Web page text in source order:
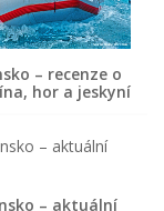
– recenze o
hor a jeskyní
– aktuální